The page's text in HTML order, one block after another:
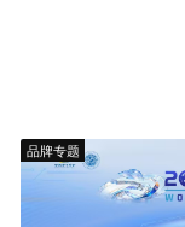
品牌专题